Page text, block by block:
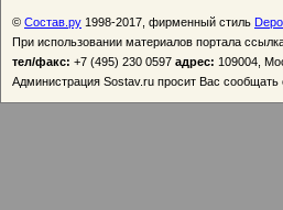
© Состав.ру 1998-2017, фирменный стиль
При использовании материалов портала
тел/факс: +7 (495) 230 0597 адрес: 109004,
Администрация Sostav.ru просит Вас